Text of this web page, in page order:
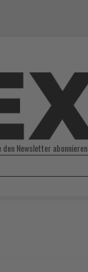
den Newsletter abonnieren